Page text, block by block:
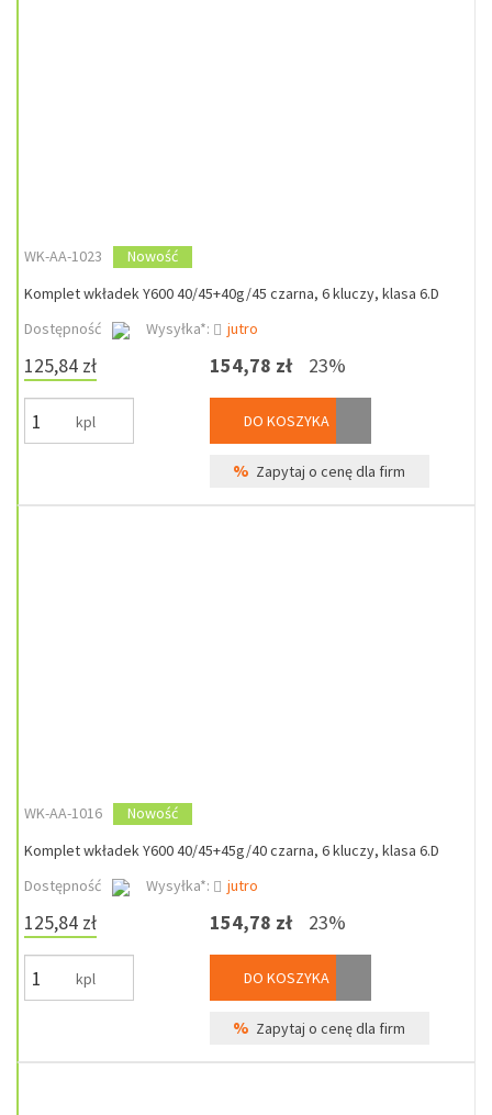
WK-AA-1023
Nowość
Komplet wkładek Y600 40/45+40g/45 czarna, 6 kluczy, klasa 6.D
Dostępność
Wysyłka*: jutro
125,84 zł
kpl
154,78 zł 23%
DO KOSZYKA
% Zapytaj o cenę dla firm
WK-AA-1016
Nowość
Komplet wkładek Y600 40/45+45g/40 czarna, 6 kluczy, klasa 6.D
Dostępność
Wysyłka*: jutro
125,84 zł
kpl
154,78 zł 23%
DO KOSZYKA
% Zapytaj o cenę dla firm